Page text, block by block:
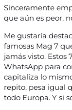
Sinceramente
que aún es peor,
Me gustaría
famosas Mag 7
jamás visto.
WhatsApp para
capitaliza lo
repito, pesa igual
todo Europa. Y si